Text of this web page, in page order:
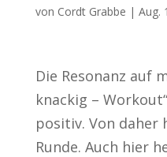
von Cordt Grabbe | Aug.
Die Resonanz auf
knackig –
positiv. Von daher
Runde. Auch hier